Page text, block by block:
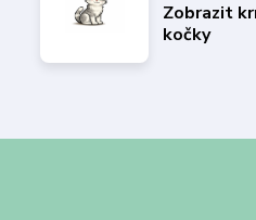
Zobrazit
kočky